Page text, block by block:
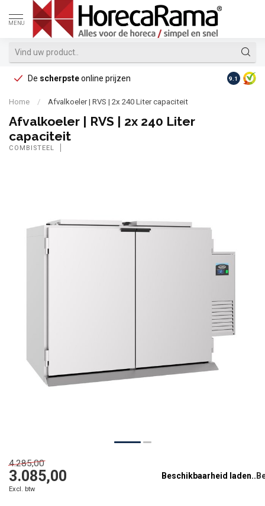
MENU
De scherpsteonline prijzen Op
9.1
Home / Afvalkoeler | RVS | 2x 240 Liter capaciteit
Afvalkoeler | RVS | 2x 240 Liter
capaciteit
COMBISTEEL
4.285,00
3.085,00
Excl. btw
Beschikbaarheid laden..